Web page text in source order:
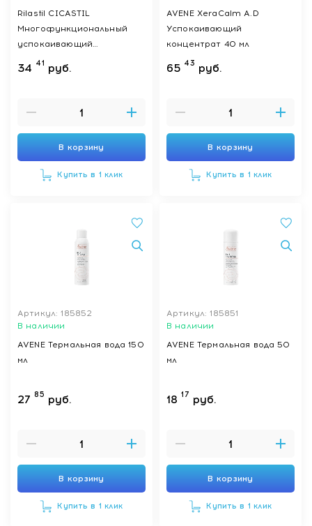
Rilastil CICASTIL
Многофункциональный
успокаивающий
восстанавливающий
бальзам для младенцев,
34 41 руб.
В корзину
Купить в 1 клик
AVENE XeraCalm A.D
Успокаивающий
концентрат 40 мл
65 43 руб.
В корзину
Купить в 1 клик
Артикул: 185852
В наличии
AVENE Термальная вода 150
мл
27 85 руб.
В корзину
Купить в 1 клик
Артикул: 185851
В наличии
AVENE Термальная вода 50
мл
18 17 руб.
В корзину
Купить в 1 клик